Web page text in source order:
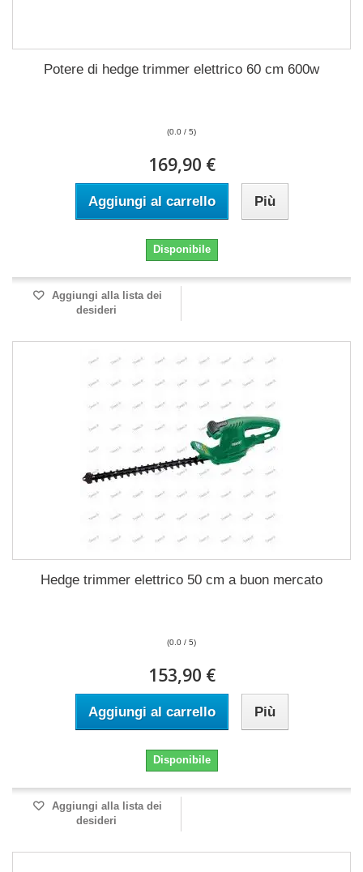
Potere di hedge trimmer elettrico 60 cm 600w
(0.0 / 5)
169,90 €
Aggiungi al carrello Più
Disponibile
Aggiungi alla lista dei
desideri
Hedge trimmer elettrico 50 cm a buon mercato
(0.0 / 5)
153,90 €
Aggiungi al carrello Più
Disponibile
Aggiungi alla lista dei
desideri